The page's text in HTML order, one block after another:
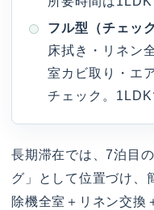
フル型（チェッ
床拭き・リネン
室カビ取り・エ
チェック。1LDK
長期滞在では、7泊目
グ」として位置づけ、
除機全室＋リネン交換